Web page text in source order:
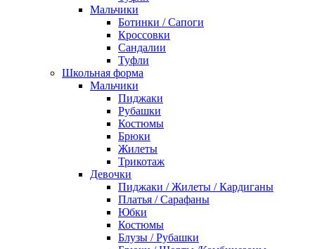
Мальчики
Ботинки / Сапоги
Кроссовки
Сандалии
Туфли
Школьная форма
Мальчики
Пиджаки
Рубашки
Костюмы
Брюки
Жилеты
Трикотаж
Девочки
Пиджаки / Жилеты / Кардиганы
Платья / Сарафаны
Юбки
Костюмы
Блузы / Рубашки